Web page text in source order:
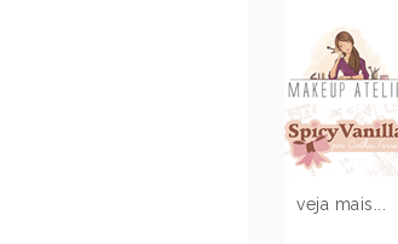
veja mais...